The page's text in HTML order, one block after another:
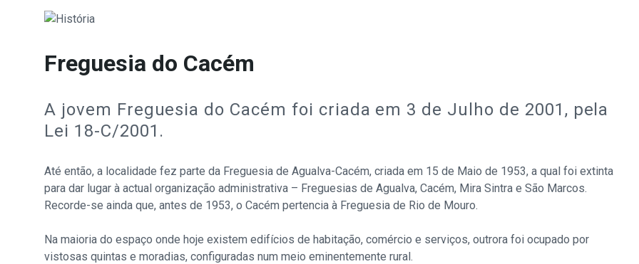
Freguesia do Cacém
A jovem Freguesia do Cacém foi criada em 3 de Julho de 2001, pela
Lei 18-C/2001.
Até então, a localidade fez parte da Freguesia de Agualva-Cacém, criada em 15 de Maio de 1953, a qual foi extinta
para dar lugar à actual organização administrativa – Freguesias de Agualva, Cacém, Mira Sintra e São Marcos.
Recorde-se ainda que, antes de 1953, o Cacém pertencia à Freguesia de Rio de Mouro.
Na maioria do espaço onde hoje existem edifícios de habitação, comércio e serviços, outrora foi ocupado por
vistosas quintas e moradias, configuradas num meio eminentemente rural.